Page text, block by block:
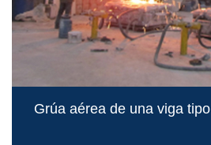
Grúa aérea de una viga